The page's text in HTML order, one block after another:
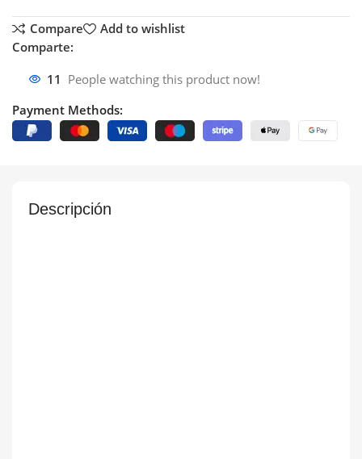
Compare
Add to wishlist
Comparte:
11 People watching this product now!
Payment Methods:
Descripción